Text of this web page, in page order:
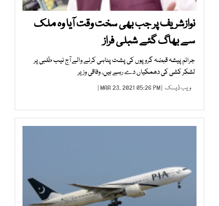
نوازشریف پر جب بھی سخت وقت آیا وہ ملک
سے بھاگ گئے شبلی فراز
جرائم پیشہ قبضہ گروپوں کی پشت پناہی کرنے والے آج نیب طلبی پر
لشکر کشی کی دھمکیاں دے رہے ہیں، وفاقی وزیر
ویب ڈیسک | MAR 23, 2021 05:26 PM |